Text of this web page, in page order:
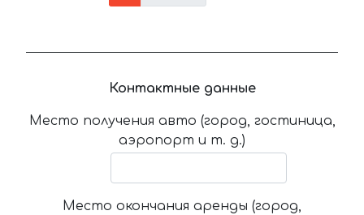
Контактные данные
Место получения авто (город, гостиница,
аэропорт и т. д.)
Место окончания аренды (город,